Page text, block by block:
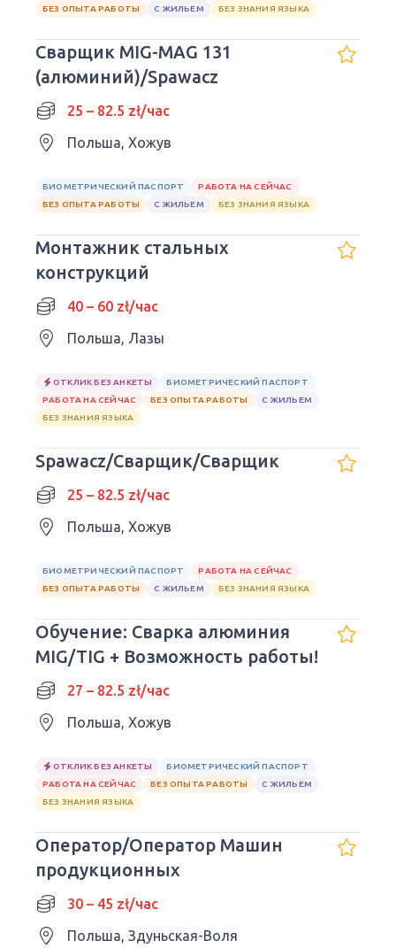
БЕЗ ОПЫТА РАБОТЫ
С ЖИЛЬЕМ БЕЗ ЗНАНИЯ ЯЗЫКА
Сварщик MIG-MAG 131
(алюминий)/Spawacz
25 – 82.5 zł/час
Польша, Хожув
БИОМЕТРИЧЕСКИЙ ПАСПОРТ
РАБОТА НА СЕЙЧАС
БЕЗ ОПЫТА РАБОТЫ
С ЖИЛЬЕМ БЕЗ ЗНАНИЯ ЯЗЫКА
Монтажник стальных
конструкций
40 – 60 zł/час
Польша, Лазы
ОТКЛИК БЕЗ АНКЕТЫ
БИОМЕТРИЧЕСКИЙ ПАСПОРТ
РАБОТА НА СЕЙЧАС
БЕЗ ОПЫТА РАБОТЫ
С ЖИЛЬЕМ
БЕЗ ЗНАНИЯ ЯЗЫКА
Spawacz/Сварщик/Сварщик
25 – 82.5 zł/час
Польша, Хожув
БИОМЕТРИЧЕСКИЙ ПАСПОРТ
РАБОТА НА СЕЙЧАС
БЕЗ ОПЫТА РАБОТЫ
С ЖИЛЬЕМ БЕЗ ЗНАНИЯ ЯЗЫКА
Обучение: Сварка алюминия
MIG/TIG + Возможность работы!
27 – 82.5 zł/час
Польша, Хожув
ОТКЛИК БЕЗ АНКЕТЫ
БИОМЕТРИЧЕСКИЙ ПАСПОРТ
РАБОТА НА СЕЙЧАС
БЕЗ ОПЫТА РАБОТЫ
С ЖИЛЬЕМ
БЕЗ ЗНАНИЯ ЯЗЫКА
Оператор/Оператор Машин
продукционных
30 – 45 zł/час
Польша, Здуньская-Воля